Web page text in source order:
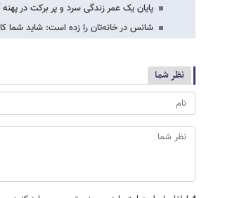
پایان یک عمر زندگی سرد و پر برکت در
شانس در خانه‌تان را زده است: شاید شما
نظر شما